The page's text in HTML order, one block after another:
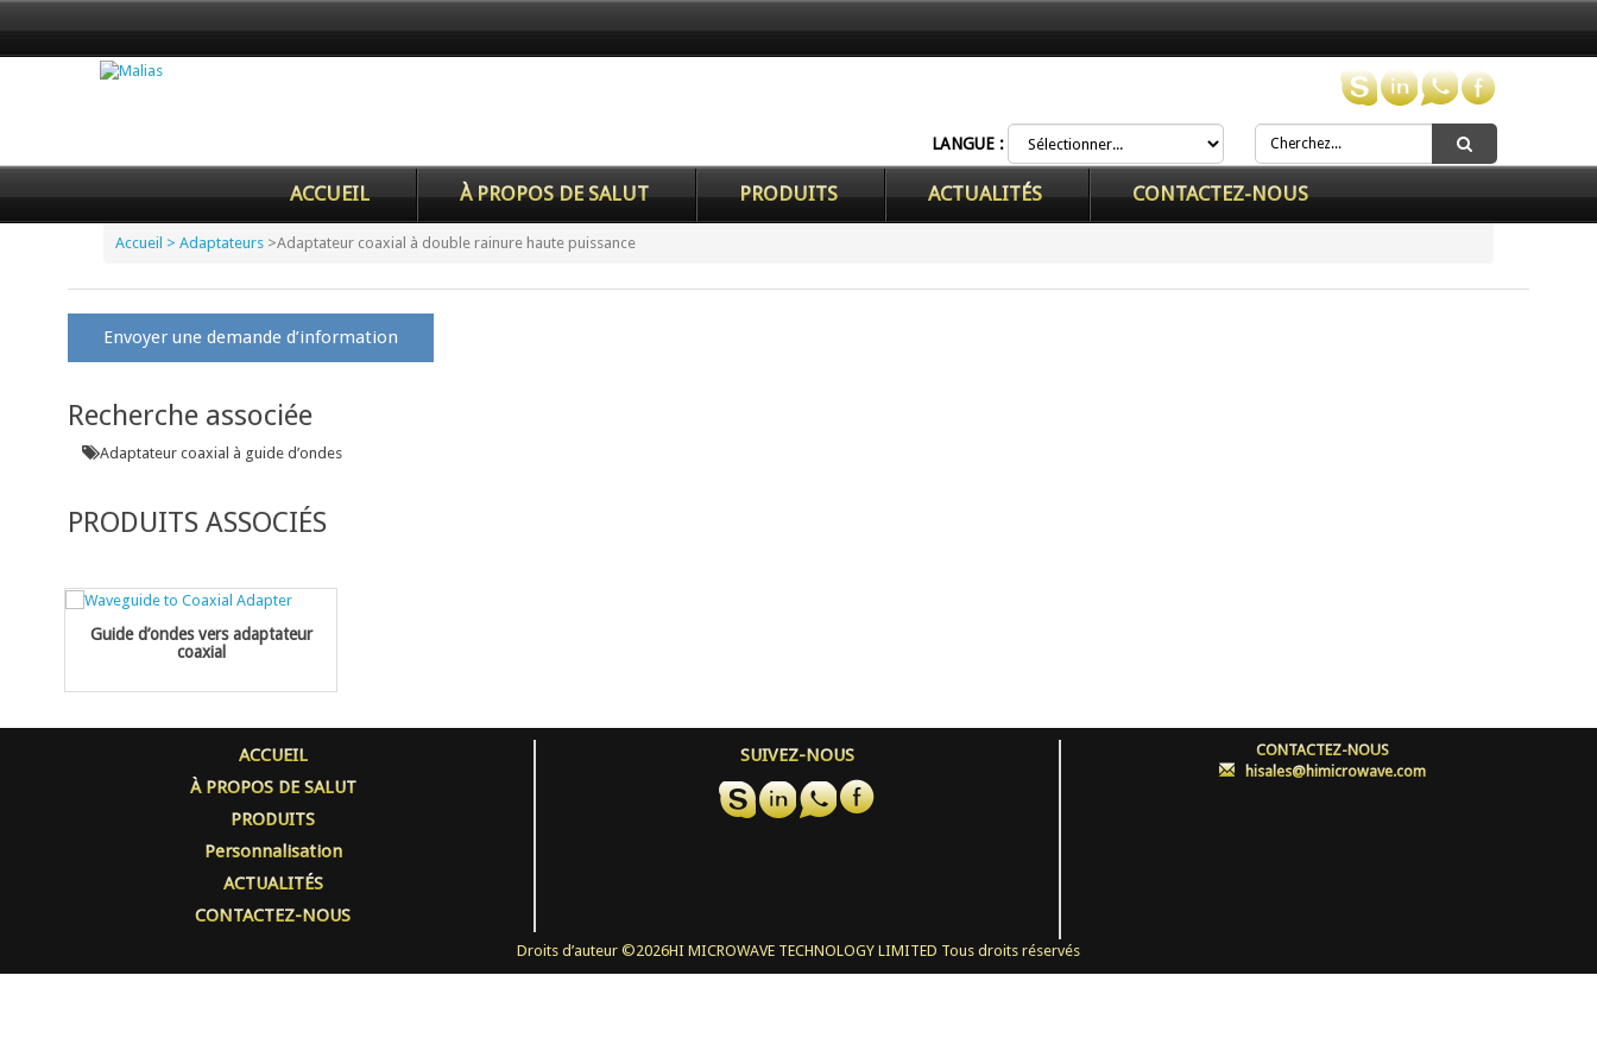
LANGUE :
ACCUEIL À PROPOS DE SALUT PRODUITS ACTUALITÉS CONTACTEZ-NOUS
Accueil > Adaptateurs >Adaptateur coaxial à double rainure haute puissance
Envoyer une demande d’information
Recherche associée
Adaptateur coaxial à guide d’ondes
PRODUITS ASSOCIÉS
Guide d’ondes vers adaptateur
coaxial
ACCUEIL
À PROPOS DE SALUT
PRODUITS
Personnalisation
ACTUALITÉS
CONTACTEZ-NOUS
SUIVEZ-NOUS
CONTACTEZ-NOUS
:hisales@himicrowave.com
Droits d’auteur ©2026HI MICROWAVE TECHNOLOGY LIMITED Tous droits réservés